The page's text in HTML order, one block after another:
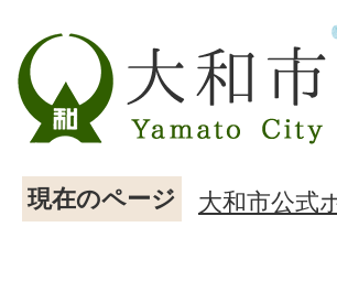
現在のページ 大和市公式